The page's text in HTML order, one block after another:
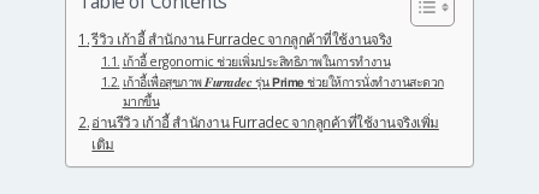
รีวิว เก้าอี้ สำนักงาน Furradec จากลูกค้าที่ใช้งานจริง
เก้าอี้ ergonomic ช่วยเพิ่มประสิทธิภาพในการทำงาน
เก้าอี้เพื่อสุขภาพ 𝑭𝒖𝒓𝒓𝒂𝒅𝒆𝒄 รุ่น 𝗣𝗿𝗶𝗺𝗲 ช่วยให้การนั่งทำงานสะดวก
มากขึ้น
อ่านรีวิว เก้าอี้ สำนักงาน Furradec จากลูกค้าที่ใช้งานจริงเพิ่ม
เติม